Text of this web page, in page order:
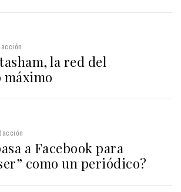
la red del
a Facebook para
como un periódico?